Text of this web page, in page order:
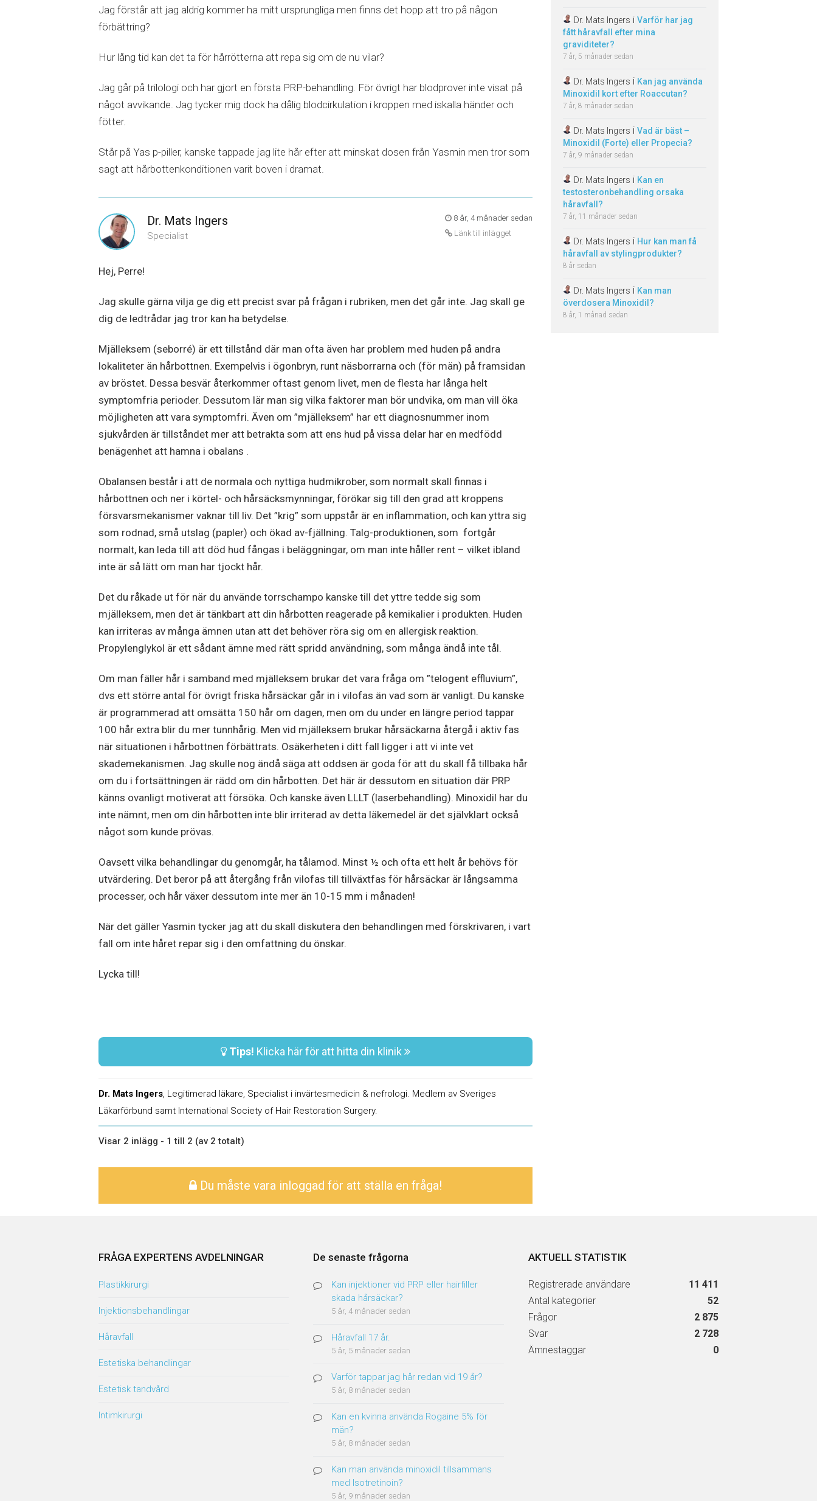
Jag förstår att jag aldrig kommer ha mitt ursprungliga men finns det hopp att tro på någon
förbättring?
Hur lång tid kan det ta för hårrötterna att repa sig om de nu vilar?
Jag går på trilologi och har gjort en första PRP-behandling. För övrigt har blodprover inte visat på
något avvikande. Jag tycker mig dock ha dålig blodcirkulation i kroppen med iskalla händer och
fötter.
Står på Yas p-piller, kanske tappade jag lite hår efter att minskat dosen från Yasmin men tror som
sagt att hårbottenkonditionen varit boven i dramat.
8 år, 4 månader sedan
Länk till inlägget
Dr. Mats Ingers
Specialist
Hej, Perre!
Jag skulle gärna vilja ge dig ett precist svar på frågan i rubriken, men det går inte. Jag skall ge
dig de ledtrådar jag tror kan ha betydelse.
Mjälleksem (seborré) är ett tillstånd där man ofta även har problem med huden på andra
lokaliteter än hårbottnen. Exempelvis i ögonbryn, runt näsborrarna och (för män) på framsidan
av bröstet. Dessa besvär återkommer oftast genom livet, men de flesta har långa helt
symptomfria perioder. Dessutom lär man sig vilka faktorer man bör undvika, om man vill öka
möjligheten att vara symptomfri. Även om ”mjälleksem” har ett diagnosnummer inom
sjukvården är tillståndet mer att betrakta som att ens hud på vissa delar har en medfödd
benägenhet att hamna i obalans .
Obalansen består i att de normala och nyttiga hudmikrober, som normalt skall finnas i
hårbottnen och ner i körtel- och hårsäcksmynningar, förökar sig till den grad att kroppens
försvarsmekanismer vaknar till liv. Det ”krig” som uppstår är en inflammation, och kan yttra sig
som rodnad, små utslag (papler) och ökad av-fjällning. Talg-produktionen, som fortgår
normalt, kan leda till att död hud fångas i beläggningar, om man inte håller rent – vilket ibland
inte är så lätt om man har tjockt hår.
Det du råkade ut för när du använde torrschampo kanske till det yttre tedde sig som
mjälleksem, men det är tänkbart att din hårbotten reagerade på kemikalier i produkten. Huden
kan irriteras av många ämnen utan att det behöver röra sig om en allergisk reaktion.
Propylenglykol är ett sådant ämne med rätt spridd användning, som många ändå inte tål.
Om man fäller hår i samband med mjälleksem brukar det vara fråga om ”telogent effluvium”,
dvs ett större antal för övrigt friska hårsäckar går in i vilofas än vad som är vanligt. Du kanske
är programmerad att omsätta 150 hår om dagen, men om du under en längre period tappar
100 hår extra blir du mer tunnhårig. Men vid mjälleksem brukar hårsäckarna återgå i aktiv fas
när situationen i hårbottnen förbättrats. Osäkerheten i ditt fall ligger i att vi inte vet
skademekanismen. Jag skulle nog ändå säga att oddsen är goda för att du skall få tillbaka hår
om du i fortsättningen är rädd om din hårbotten. Det här är dessutom en situation där PRP
känns ovanligt motiverat att försöka. Och kanske även LLLT (laserbehandling). Minoxidil har du
inte nämnt, men om din hårbotten inte blir irriterad av detta läkemedel är det självklart också
något som kunde prövas.
Oavsett vilka behandlingar du genomgår, ha tålamod. Minst ½ och ofta ett helt år behövs för
utvärdering. Det beror på att återgång från vilofas till tillväxtfas för hårsäckar är långsamma
processer, och hår växer dessutom inte mer än 10-15 mm i månaden!
När det gäller Yasmin tycker jag att du skall diskutera den behandlingen med förskrivaren, i vart
fall om inte håret repar sig i den omfattning du önskar.
Lycka till!
Tips! Klicka här för att hitta din klinik
Dr. Mats Ingers, Legitimerad läkare, Specialist i invärtesmedicin & nefrologi. Medlem av Sveriges
Läkarförbund samt International Society of Hair Restoration Surgery.
Visar 2 inlägg - 1 till 2 (av 2 totalt)
Du måste vara inloggad för att ställa en fråga!
Dr. Mats Ingers i Varför har jag
fått håravfall efter mina
graviditeter?
7 år, 5 månader sedan
Dr. Mats Ingers i Kan jag använda
Minoxidil kort efter Roaccutan?
7 år, 8 månader sedan
Dr. Mats Ingers i Vad är bäst –
Minoxidil (Forte) eller Propecia?
7 år, 9 månader sedan
Dr. Mats Ingers i Kan en
testosteronbehandling orsaka
håravfall?
7 år, 11 månader sedan
Dr. Mats Ingers i Hur kan man få
håravfall av stylingprodukter?
8 år sedan
Dr. Mats Ingers i Kan man
överdosera Minoxidil?
8 år, 1 månad sedan
FRÅGA EXPERTENS AVDELNINGAR
Plastikkirurgi
Injektionsbehandlingar
Håravfall
Estetiska behandlingar
Estetisk tandvård
Intimkirurgi
De senaste frågorna
Kan injektioner vid PRP eller hairfiller
skada hårsäckar?
5 år, 4 månader sedan
Håravfall 17 år.
5 år, 5 månader sedan
Varför tappar jag hår redan vid 19 år?
5 år, 8 månader sedan
Kan en kvinna använda Rogaine 5% för
män?
5 år, 8 månader sedan
Kan man använda minoxidil tillsammans
med Isotretinoin?
5 år, 9 månader sedan
AKTUELL STATISTIK
Registrerade användare
11 411
Antal kategorier
52
Frågor
2 875
Svar
2 728
Ämnestaggar
0